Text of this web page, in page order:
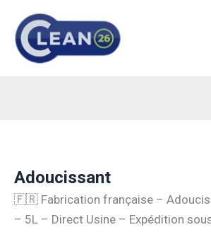
contenu
Adoucissant
🇫🇷 Fabrication française –
– 5L – Direct Usine – Expédition